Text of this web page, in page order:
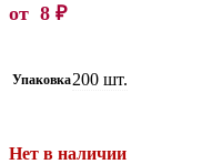
от 8 ₽
Упаковка200 шт.
Нет в наличии